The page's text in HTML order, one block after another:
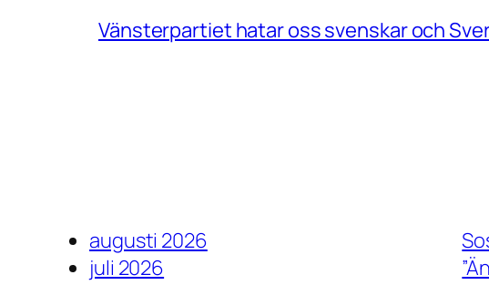
Vänsterpartiet hatar oss svenskar och
augusti 2026
juli 2026